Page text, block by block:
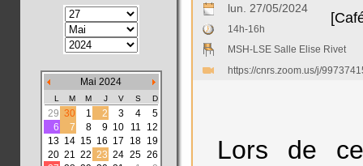
Mai 2024
L M M J V S D
29 30 1 2 3 4
5
6
7 8 9 10 11
12
13 14 15 16 17 18 19
20 21 22 23 24 25 26
lun. 27/05/2024
14h-16h
MSH-LSE Salle Elise Rivet
https://cnrs.zoom.us/j/
Lors de